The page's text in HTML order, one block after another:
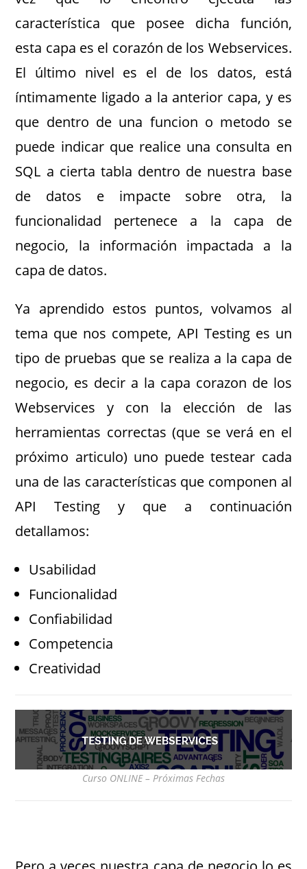
característica que posee dicha función,
esta capa es el corazón de los Webservices.
El último nivel es el de los datos, está
íntimamente ligado a la anterior capa, y es
que dentro de una funcion o metodo se
puede indicar que realice una consulta en
SQL a cierta tabla dentro de nuestra base
de datos e impacte sobre otra, la
funcionalidad pertenece a la capa de
negocio, la información impactada a la
capa de datos.
Ya aprendido estos puntos, volvamos al
tema que nos compete, API Testing es un
tipo de pruebas que se realiza a la capa de
negocio, es decir a la capa corazon de los
Webservices y con la elección de las
herramientas correctas (que se verá en el
próximo articulo) uno puede testear cada
una de las características que componen al
API Testing y que a continuación
detallamos:
Usabilidad
Funcionalidad
Confiabilidad
Competencia
Creatividad
Curso ONLINE – Próximas Fechas